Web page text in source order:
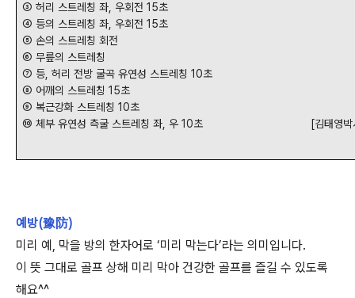
③ 허리 스트레칭 좌, 우회전 15초
④ 등의 스트레칭 좌, 우회전 15초
⑤ 손의 스트레칭 회전
⑥ 무릎의 스트레칭
⑦ 등, 허리 전방 굴곡 유연성 스트레칭 10초
⑧ 어깨의 스트레칭 15초
⑨ 복근강화 스트레칭 10초
⑩ 체부 유연성 측굴 스트레칭 좌, 우 10초 [김태영박사, 대
예방(豫防)
미리 예, 막을 방의 한자어로 ‘미리 막는다’라는 의미입니다.
이 뜻 그대로 골프 상해 미리 막아 건강한 골프를 즐길 수 있도록
해요^^